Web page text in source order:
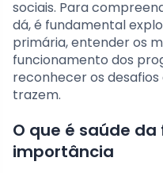
sociais. Para
dá, é fundamental
primária, entender os
funcionamento dos
reconhecer os
trazem.
O que é saúde
importância